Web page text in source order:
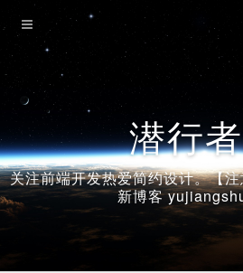
潜行
关注前端开发热爱简约设计。【
新博客
Home